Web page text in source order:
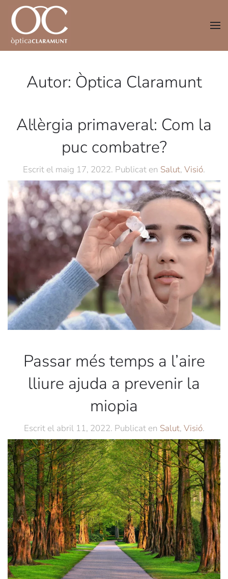
Skip to main content
Autor: Òptica Claramunt
Al·lèrgia primaveral: Com la
puc combatre?
Escrit el maig 17, 2022. Publicat en Salut, Visió.
Passar més temps a l’aire
lliure ajuda a prevenir la
miopia
Escrit el abril 11, 2022. Publicat en Salut, Visió.